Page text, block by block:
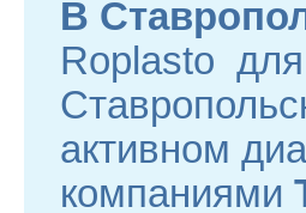
В
Roplasto
активном
компаниями